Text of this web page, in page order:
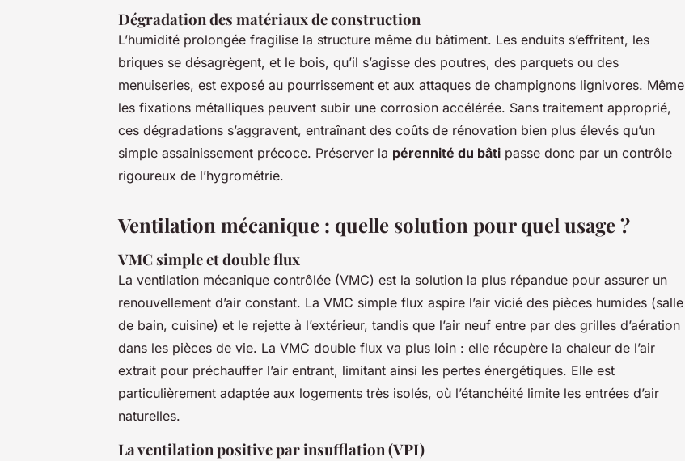
Dégradation des matériaux de construction
L’humidité prolongée fragilise la structure même du bâtiment. Les enduits s’effritent, les
briques se désagrègent, et le bois, qu’il s’agisse des poutres, des parquets ou des
menuiseries, est exposé au pourrissement et aux attaques de champignons lignivores. Même
les fixations métalliques peuvent subir une corrosion accélérée. Sans traitement approprié,
ces dégradations s’aggravent, entraînant des coûts de rénovation bien plus élevés qu’un
simple assainissement précoce. Préserver la pérennité du bâti passe donc par un contrôle
rigoureux de l’hygrométrie.
Ventilation mécanique : quelle solution pour quel usage ?
VMC simple et double flux
La ventilation mécanique contrôlée (VMC) est la solution la plus répandue pour assurer un
renouvellement d’air constant. La VMC simple flux aspire l’air vicié des pièces humides (salle
de bain, cuisine) et le rejette à l’extérieur, tandis que l’air neuf entre par des grilles d’aération
dans les pièces de vie. La VMC double flux va plus loin : elle récupère la chaleur de l’air
extrait pour préchauffer l’air entrant, limitant ainsi les pertes énergétiques. Elle est
particulièrement adaptée aux logements très isolés, où l’étanchéité limite les entrées d’air
naturelles.
La ventilation positive par insufflation (VPI)